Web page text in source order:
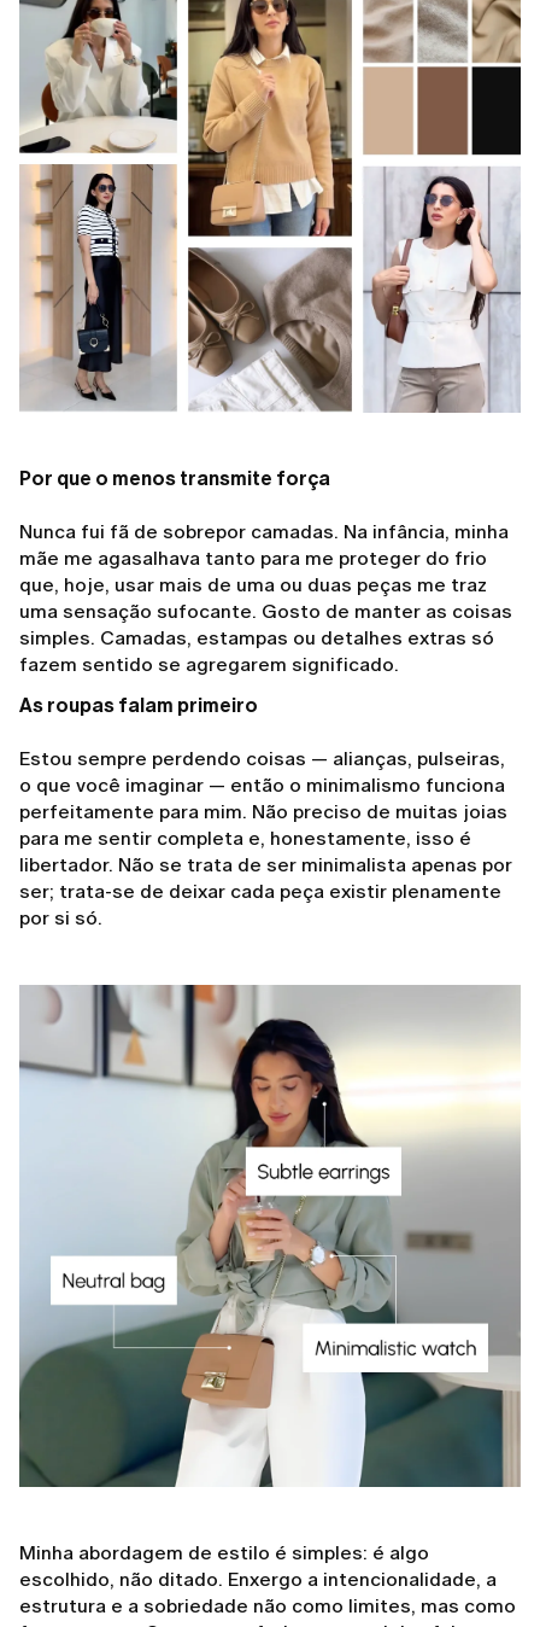
Por que o menos transmite força
Nunca fui fã de sobrepor camadas. Na infância, minha
mãe me agasalhava tanto para me proteger do frio
que, hoje, usar mais de uma ou duas peças me traz
uma sensação sufocante. Gosto de manter as coisas
simples. Camadas, estampas ou detalhes extras só
fazem sentido se agregarem significado.
As roupas falam primeiro
Estou sempre perdendo coisas — alianças, pulseiras,
o que você imaginar — então o minimalismo funciona
perfeitamente para mim. Não preciso de muitas joias
para me sentir completa e, honestamente, isso é
libertador. Não se trata de ser minimalista apenas por
ser; trata-se de deixar cada peça existir plenamente
por si só.
Minha abordagem de estilo é simples: é algo
escolhido, não ditado. Enxergo a intencionalidade, a
estrutura e a sobriedade não como limites, mas como